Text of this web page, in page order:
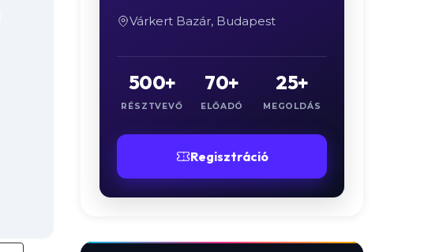
Várkert Bazár, Budapest
500+
RÉSZTVEVŐ
70+
ELŐADÓ
25+
MEGOLDÁS
Regisztráció